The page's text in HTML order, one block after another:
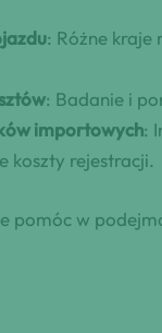
: Różne
: Badanie i
importowych:
koszty rejestracji.
pomóc w